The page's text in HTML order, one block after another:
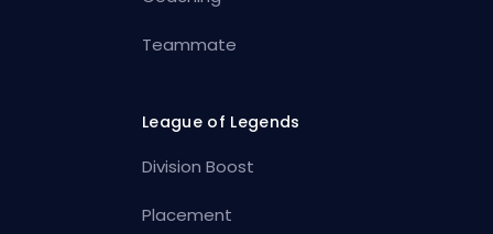
Teammate
League of Legends
Division Boost
Placement